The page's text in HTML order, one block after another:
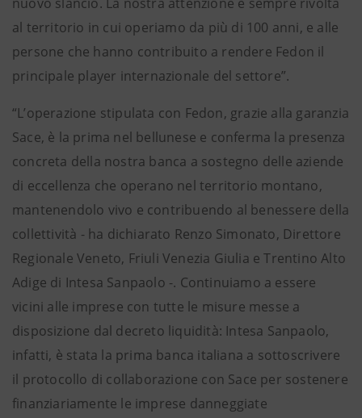
al territorio in cui operiamo da più di 100 anni, e alle
persone che hanno contribuito a rendere Fedon il
principale player internazionale del settore”.
“L’operazione stipulata con Fedon, grazie alla garanzia
Sace, è la prima nel bellunese e conferma la presenza
concreta della nostra banca a sostegno delle aziende
di eccellenza che operano nel territorio montano,
mantenendolo vivo e contribuendo al benessere della
collettività - ha dichiarato Renzo Simonato, Direttore
Regionale Veneto, Friuli Venezia Giulia e Trentino Alto
Adige di Intesa Sanpaolo -. Continuiamo a essere
vicini alle imprese con tutte le misure messe a
disposizione dal decreto liquidità: Intesa Sanpaolo,
infatti, è stata la prima banca italiana a sottoscrivere
il protocollo di collaborazione con Sace per sostenere
finanziariamente le imprese danneggiate